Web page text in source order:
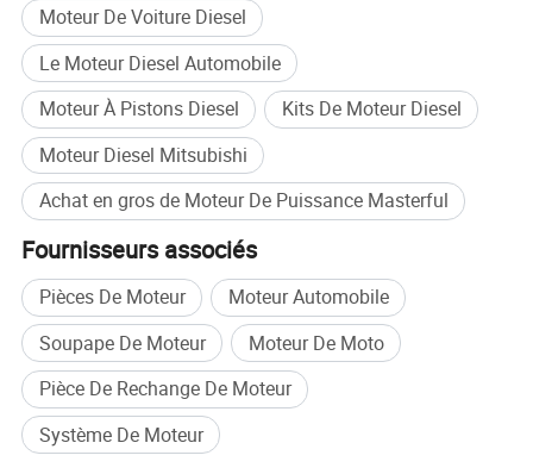
Moteur De Voiture Diesel
Le Moteur Diesel Automobile
Moteur À Pistons Diesel
Kits De Moteur Diesel
Moteur Diesel Mitsubishi
Achat en gros de Moteur De Puissance Masterful
Fournisseurs associés
Pièces De Moteur
Moteur Automobile
Soupape De Moteur
Moteur De Moto
Pièce De Rechange De Moteur
Système De Moteur